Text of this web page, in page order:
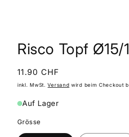
Modal
öffnen
Risco Topf Ø15/
Normaler
Preis
11.90 CHF
inkl. MwSt.Versand wird beim Checkout
Auf Lager
Grösse